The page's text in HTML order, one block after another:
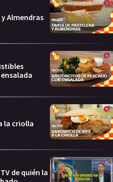
Almendras
la criolla
de quién la